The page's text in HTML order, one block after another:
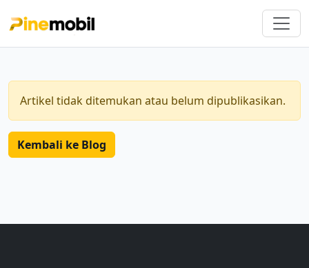
Artikel tidak ditemukan atau belum dipublikasikan.
Kembali ke Blog